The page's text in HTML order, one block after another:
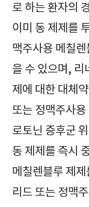
로 하는 환자의
이미 동 제제를
맥주사용 메칠
을 수 있으며, 리
제에 대한 대체
또는 정맥주사용
로토닌 증후군
동 제제를 즉시
메칠렌블루 제
리드 또는 정맥